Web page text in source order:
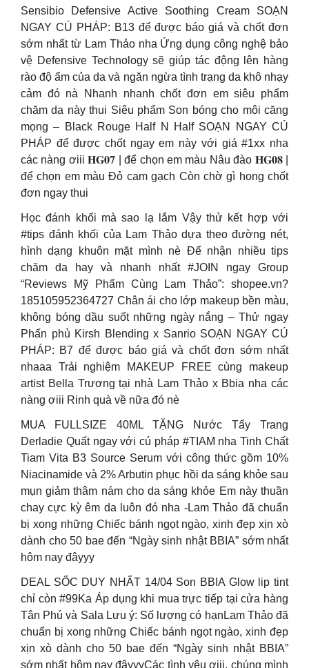
Sensibio Defensive Active Soothing Cream SOẠN
NGAY CÚ PHÁP: B13 để được báo giá và chốt đơn
sớm nhất từ Lam Thảo nha Ứng dụng công nghệ bảo
vệ Defensive Technology sẽ giúp tác động lên hàng
rào độ ẩm của da và ngăn ngừa tình trạng da khô nhạy
cảm đó nà Nhanh nhanh chốt đơn em siêu phẩm
chăm da này thui Siêu phẩm Son bóng cho môi căng
mọng – Black Rouge Half N Half SOẠN NGAY CÚ
PHÁP để được chốt ngay em này với giá #1xx nha
các nàng ơiii 𝐇𝐆𝟎𝟕 | để chọn em màu Nâu đào 𝐇𝐆𝟎𝟖 |
để chọn em màu Đỏ cam gạch Còn chờ gì hong chốt
đơn ngay thui
Học đánh khối mà sao lạ lắm Vậy thử kết hợp với
#tips đánh khối của Lam Thảo dựa theo đường nét,
hình dạng khuôn mặt mình nè Để nhận nhiều tips
chăm da hay và nhanh nhất #JOIN ngay Group
“Reviews Mỹ Phẩm Cùng Lam Thảo”: shopee.vn?
185105952364727 Chân ái cho lớp makeup bền màu,
không bóng dầu suốt những ngày nắng – Thử ngay
Phấn phủ Kirsh Blending x Sanrio SOẠN NGAY CÚ
PHÁP: B7 để được báo giá và chốt đơn sớm nhất
nhaaa Trải nghiệm MAKEUP FREE cùng makeup
artist Bella Trương tại nhà Lam Thảo x Bbia nha các
nàng ơiii Rinh quà về nữa đó nè
MUA FULLSIZE 40ML TẶNG Nước Tẩy Trang
Derladie Quất ngay với cú pháp #TIAM nha Tinh Chất
Tiam Vita B3 Source Serum với công thức gồm 10%
Niacinamide và 2% Arbutin phục hồi da sáng khỏe sau
mụn giảm thâm nám cho da sáng khỏe Em này thuần
chay cực kỳ êm da luôn đó nha -Lam Thảo đã chuẩn
bị xong những Chiếc bánh ngọt ngào, xinh đẹp xịn xò
dành cho 50 bae đến “Ngày sinh nhật BBIA” sớm nhất
hôm nay đâyyy
DEAL SỐC DUY NHẤT 14/04 Son BBIA Glow lip tint
chỉ còn #99Ka Áp dụng khi mua trực tiếp tại cửa hàng
Tân Phú và Sala Lưu ý: Số lượng có hạnLam Thảo đã
chuẩn bị xong những Chiếc bánh ngọt ngào, xinh đẹp
xịn xò dành cho 50 bae đến “Ngày sinh nhật BBIA”
sớm nhất hôm nay đâyyyCác tình yêu ơiii, chúng mình